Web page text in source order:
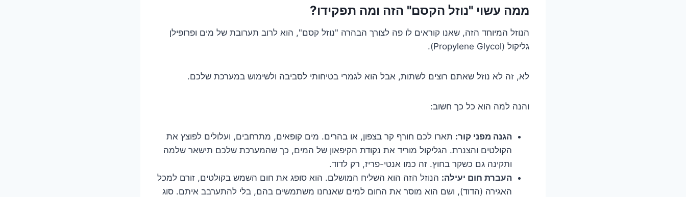
ממה עשוי "נוזל הקסם" הזה ומה תפקידו?
הנוזל המיוחד הזה, שאנו קוראים לו פה לצורך הבהרה "נוזל קסם", הוא לרוב תערובת של מים ופרופילן
גליקול (Propylene Glycol).
לא, זה לא נוזל שאתם רוצים לשתות, אבל הוא לגמרי בטיחותי לסביבה ולשימוש במערכת שלכם.
והנה למה הוא כל כך חשוב:
הגנה מפני קור: תארו לכם חורף קר בצפון, או בהרים. מים קופאים, מתרחבים, ועלולים לפוצץ את
הקולטים והצנרת. הגליקול מוריד את נקודת הקיפאון של המים, כך שהמערכת שלכם תישאר שלמה
ותקינה גם כשקר בחוץ. זה כמו אנטי-פריז, רק לדוד.
העברת חום יעילה: הנוזל הזה הוא השליח המושלם. הוא סופג את חום השמש בקולטים, זורם למכל
האגירה (הדוד), ושם הוא מוסר את החום למים שאנחנו משתמשים בהם, בלי להתערבב איתם. סוג